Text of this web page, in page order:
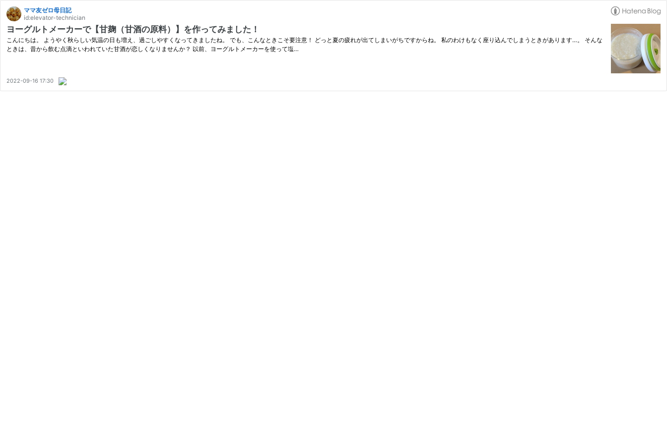
ママ友ゼロ母日記
id:elevator-technician
ヨーグルトメーカーで【甘麹（甘酒の原料）】を作ってみました！
こんにちは。 ようやく秋らしい気温の日も増え、過ごしやすくなってきましたね。 でも、こんなときこそ要注意！ どっと夏の疲れが出てしまいがちですからね。 私のわけもなく座り込んでしまうときがあります…。 そんな
ときは、昔から飲む点滴といわれていた甘酒が恋しくなりませんか？ 以前、ヨーグルトメーカーを使って塩…
2022-09-16 17:30